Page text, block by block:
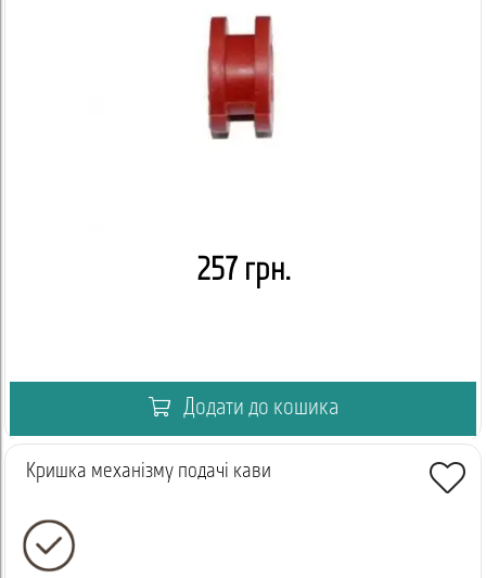
257 грн.
Додати до кошика
Кришка механізму подачі кави